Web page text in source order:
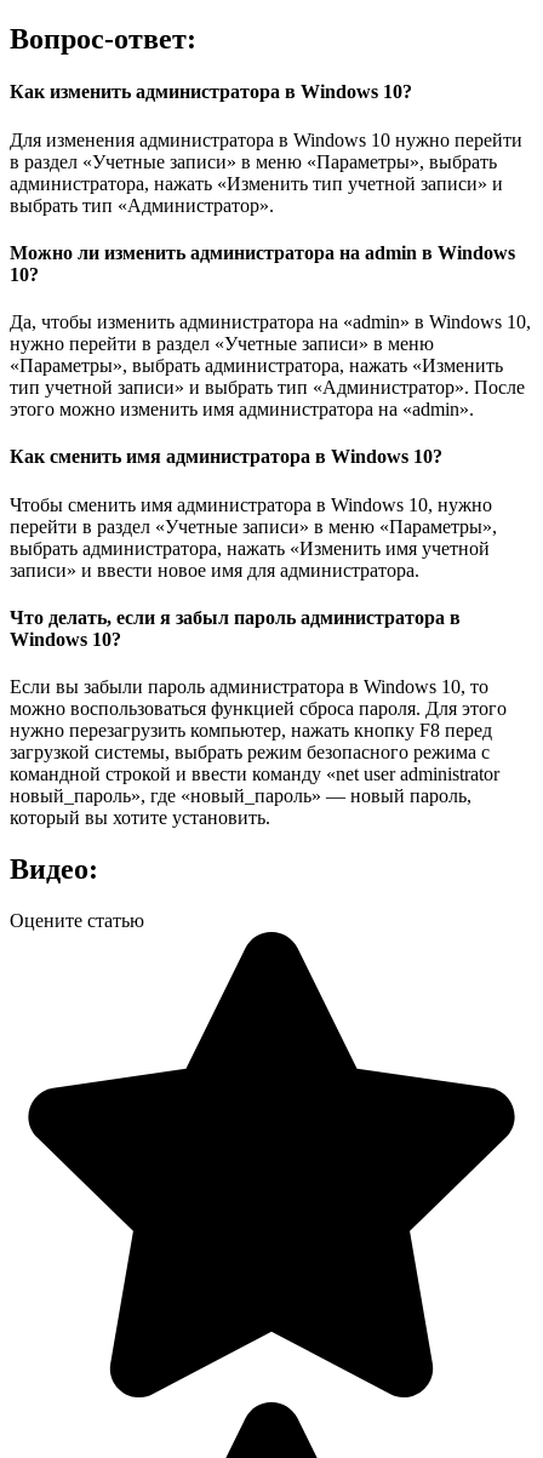
Вопрос-ответ:
Как изменить администратора в Windows 10?
Для изменения администратора в Windows 10 нужно перейти
в раздел «Учетные записи» в меню «Параметры», выбрать
администратора, нажать «Изменить тип учетной записи» и
выбрать тип «Администратор».
Можно ли изменить администратора на admin в Windows
10?
Да, чтобы изменить администратора на «admin» в Windows 10,
нужно перейти в раздел «Учетные записи» в меню
«Параметры», выбрать администратора, нажать «Изменить
тип учетной записи» и выбрать тип «Администратор». После
этого можно изменить имя администратора на «admin».
Как сменить имя администратора в Windows 10?
Чтобы сменить имя администратора в Windows 10, нужно
перейти в раздел «Учетные записи» в меню «Параметры»,
выбрать администратора, нажать «Изменить имя учетной
записи» и ввести новое имя для администратора.
Что делать, если я забыл пароль администратора в
Windows 10?
Если вы забыли пароль администратора в Windows 10, то
можно воспользоваться функцией сброса пароля. Для этого
нужно перезагрузить компьютер, нажать кнопку F8 перед
загрузкой системы, выбрать режим безопасного режима с
командной строкой и ввести команду «net user administrator
новый_пароль», где «новый_пароль» — новый пароль,
который вы хотите установить.
Видео:
Оцените статью